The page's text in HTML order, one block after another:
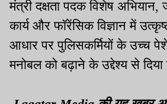
मंत्री दक्षता पदक विशेष अभियान,
कार्य और फॉरेंसिक विज्ञान में
आधार पर पुलिसकर्मियों के उच्च
मनोबल को बढ़ाने के उद्देश्य से दिया